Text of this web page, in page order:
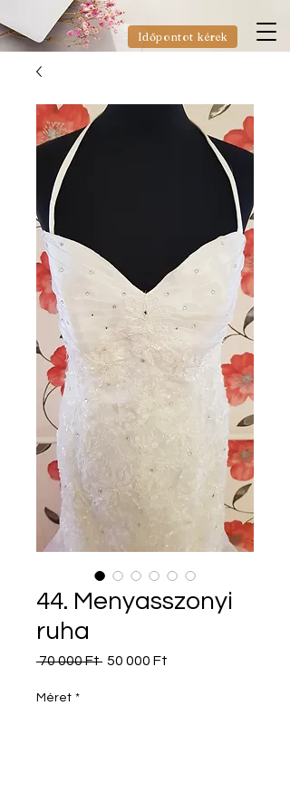
Időpontot kérek
44. Menyasszonyi
ruha
70 000 Ft Szokásos
50 000 Ft
Méret *